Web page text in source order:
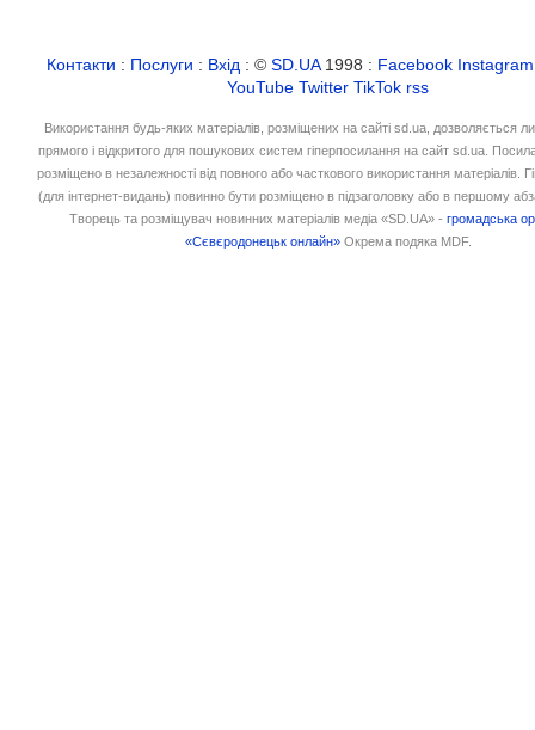
Контакти : Послуги : Вхід : ©SD.UA1998 : Facebook Instagram
YouTube Twitter TikTok rss
Використання будь-яких матеріалів, розміщених на сайті sd.ua, дозволяється
прямого і відкритого для пошукових систем гіперпосилання на сайт sd.ua.
розміщено в незалежності від повного або часткового використання матеріалів.
(для інтернет-видань) повинно бути розміщено в підзаголовку або в першому
Творець та розміщувач новинних матеріалів медіа «SD.UA» -громадська
«Сєвєродонецьк онлайн» Окрема подяка MDF.